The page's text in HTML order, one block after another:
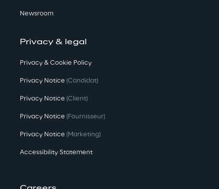
Newsroom
Privacy & legal
Privacy & Cookie Policy
Privacy Notice (Candidat)
Privacy Notice (Client)
Privacy Notice (Fournisseur)
Privacy Notice (Marketing)
Accessibility Statement